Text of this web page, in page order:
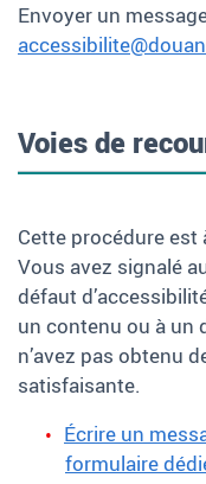
Envoyer un
Voies de
Cette procédure est
Vous avez signalé
défaut
un contenu ou à un
n’avez pas obtenu
satisfaisante.
Écrire un
formulaire